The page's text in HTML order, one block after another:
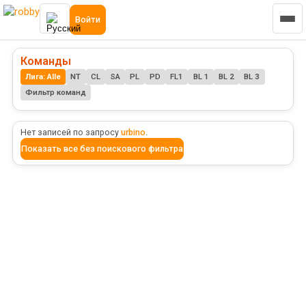
Войти
Команды
Лига: Alle NT CL SA PL PD FL1 BL 1 BL 2
BL 3
Фильтр команд
Нет записей по запросу urbino.
Показать все без поискового фильтра